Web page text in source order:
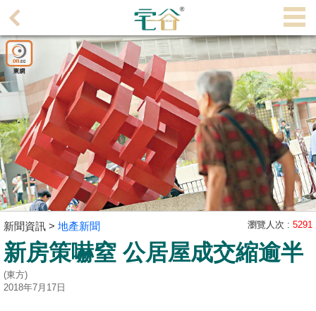
理
主
頁
樓/
成
交
業
放
盤
宅
新聞資訊 > 地產新聞 瀏覽人次 : 5291
新房策嚇窒 公居屋成交縮逾半
(東方)
2018年7月17日